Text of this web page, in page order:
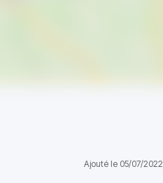
Ajouté le 05/07/2022